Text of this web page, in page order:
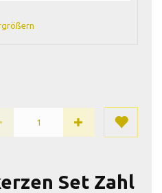
Set Zahl